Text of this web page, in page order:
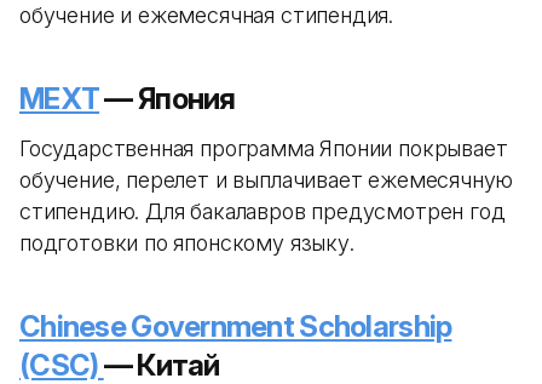
обучение и ежемесячная стипендия.
MEXT— Япония
Государственная программа Японии покрывает
обучение, перелет и выплачивает ежемесячную
стипендию. Для бакалавров предусмотрен год
подготовки по японскому языку.
Chinese Government Scholarship
(CSC)— Китай